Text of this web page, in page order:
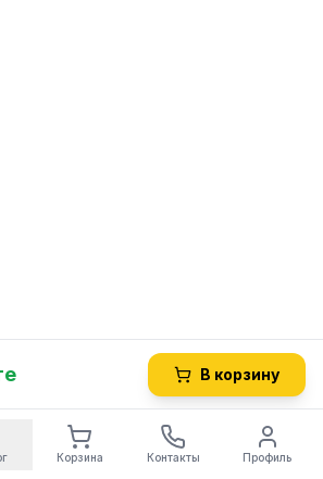
В корзину
Корзина Контакты Профиль